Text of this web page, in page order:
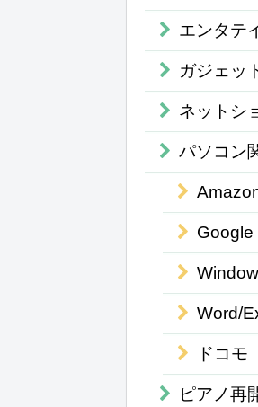
エンタテ
ガジェッ
ネットシ
パソコン
Google
Word/
ドコモ
ピアノ再